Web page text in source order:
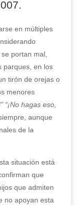
en múltiples
portan mal,
parques, en los
tirón de orejas o
menores
“¡No hagas eso,
aunque
de la
situación está
que
que admiten
no apoyan esta